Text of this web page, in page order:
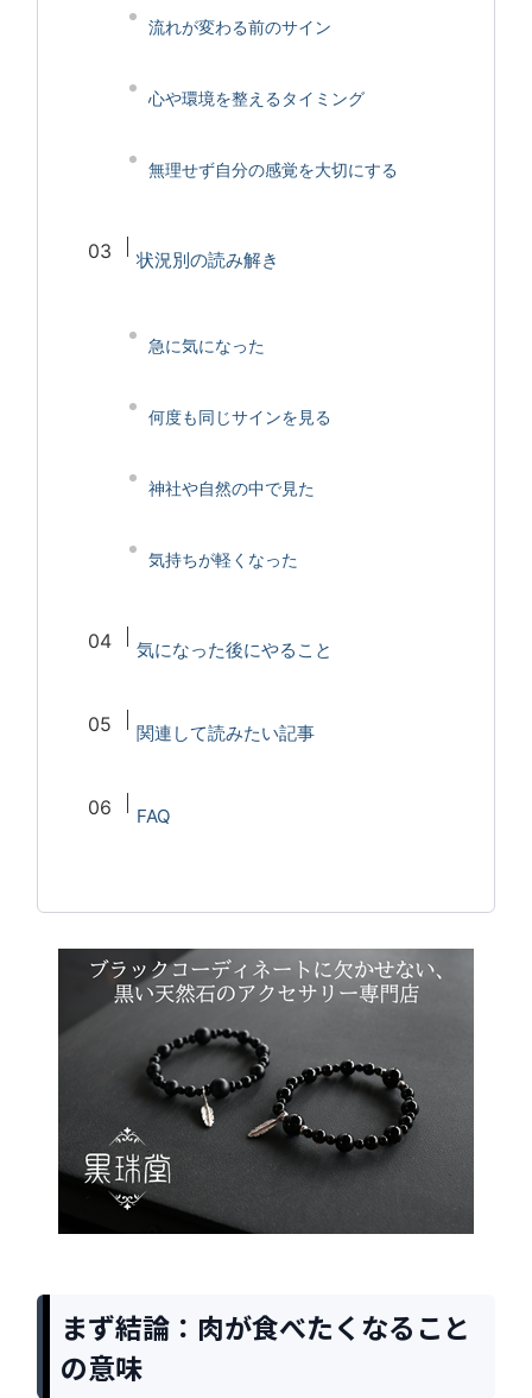
流れが変わる前のサイン
心や環境を整えるタイミング
無理せず自分の感覚を大切にする
状況別の読み解き
急に気になった
何度も同じサインを見る
神社や自然の中で見た
気持ちが軽くなった
気になった後にやること
関連して読みたい記事
FAQ
まず結論：肉が食べたくなること
の意味